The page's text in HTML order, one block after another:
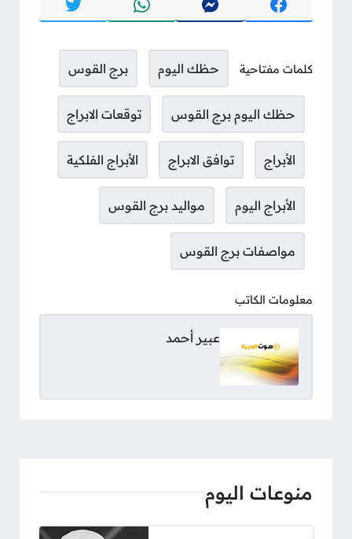
كلمات مفتاحية حظك اليوم برج القوس
حظك اليوم برج القوس توقعات الابراج
الأبراج توافق الابراج الأبراج الفلكية
الأبراج اليوم مواليد برج القوس
مواصفات برج القوس
معلومات الكاتب
عبير أحمد
منوعات اليوم